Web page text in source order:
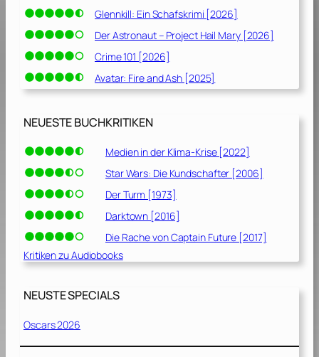
Glennkill: Ein Schafskrimi [2026]
Der Astronaut – Project Hail Mary [2026]
Crime 101 [2026]
Avatar: Fire and Ash [2025]
NEUESTE BUCHKRITIKEN
Medien in der Klima-Krise [2022]
Star Wars: Die Kundschafter [2006]
Der Turm [1973]
Darktown [2016]
Die Rache von Captain Future [2017]
Kritiken zu Audiobooks
NEUSTE SPECIALS
Oscars 2026